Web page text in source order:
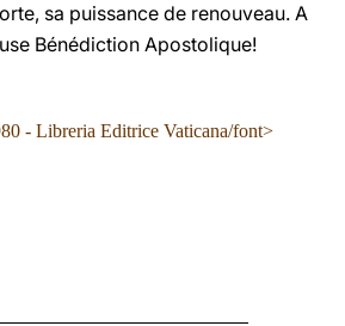
sa puissance de renouveau. A
Bénédiction Apostolique!
- Libreria Editrice Vaticana/font>